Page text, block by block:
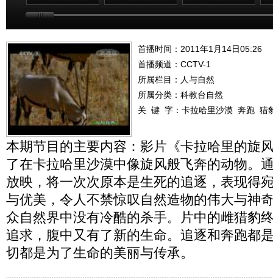
首播时间：2011年1月14日05:26
首播频道： CCTV-1
所属栏目： 人与自然
所属分类：科教台自然
关 键 字： 卡拉哈里沙漠 奔跑 猎
本期节目的主要内容：影片《卡拉哈里的旋
了在卡拉哈里沙漠中像旋风般飞奔的动物。
放映，将一次次原本是生死的追逐，表现得
与优美，令人不禁惊叹自然造物的伟大与神
众自然界中没有冷酷的杀手。片中的雌猎豹
追求，腹中又有了新的生命。追逐和奔跑都
切都是为了生命的美丽与传承。